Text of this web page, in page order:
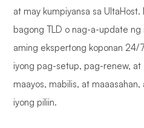
at may kumpiyansa sa
bagong TLD o nag-a-update
aming ekspertong koponan 24/
iyong pag-setup, pag-renew, at
maayos, mabilis, at
iyong piliin.